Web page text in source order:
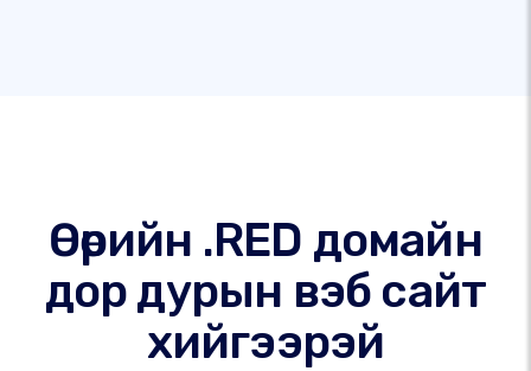
Өөрийн .RED домайн
дор дурын вэб сайт
хийгээрэй